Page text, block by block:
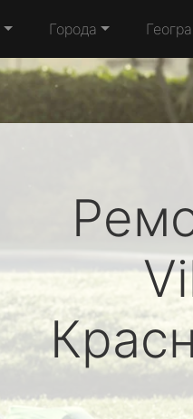
Города